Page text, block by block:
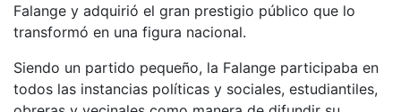
Falange y adquirió el gran prestigio público que lo
transformó en una figura nacional.
Siendo un partido pequeño, la Falange participaba en
todos las instancias políticas y sociales, estudiantiles,